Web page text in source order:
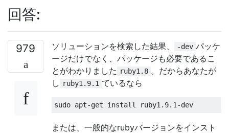
回答:
979 ソリューションを検索した結果、 -dev パッケ
ージだけでなく、パッケージも必要であるこ
とがわかりました ruby1.8 。だからあなたが
し ruby1.9.1 ているなら
sudo apt-get install ruby1 . 9.1 -dev
または、一般的なrubyバージョンをインスト